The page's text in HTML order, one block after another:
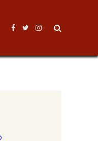
Facebook
TwitterInstagram